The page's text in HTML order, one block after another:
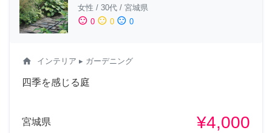
女性 / 30代 / 宮城県
sentiment_satisfied 0 sentiment_neutral 0 sentiment_dissatisfied 0
home インテリア ▸ ガーデニング
四季を感じる庭
宮城県 ¥4,000